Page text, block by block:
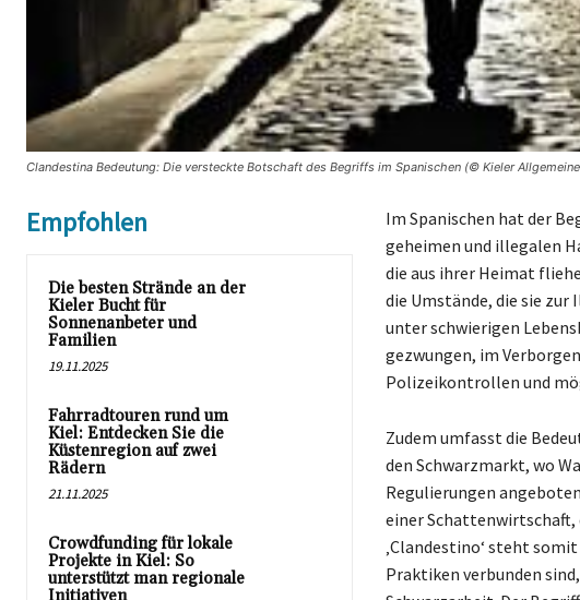
Clandestina Bedeutung: Die versteckte Botschaft des Begriffs im Spanischen (© Kieler
Empfohlen
Die besten Strände an der
Kieler Bucht für
Sonnenanbeter und
Familien
19.11.2025
Fahrradtouren rund um
Kiel: Entdecken Sie die
Küstenregion auf zwei
Rädern
21.11.2025
Crowdfunding für lokale
Projekte in Kiel: So
unterstützt man regionale
Im Spanischen hat der
geheimen und illegalen
die aus ihrer Heimat
die Umstände, die sie
unter schwierigen
gezwungen, im
Polizeikontrollen und
Zudem umfasst die
den Schwarzmarkt, wo
Regulierungen
einer Schattenwirtschaft,
‚Clandestino‘ steht
Praktiken verbunden